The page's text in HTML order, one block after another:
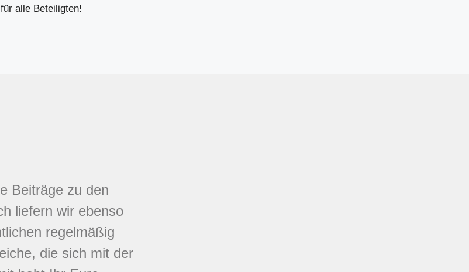
alle Beteiligten!
Beiträge zu den
liefern wir ebenso
regelmäßig
die sich mit der